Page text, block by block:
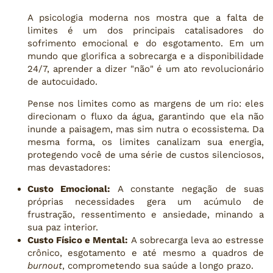
A psicologia moderna nos mostra que a falta de
limites é um dos principais catalisadores do
sofrimento emocional e do esgotamento. Em um
mundo que glorifica a sobrecarga e a disponibilidade
24/7, aprender a dizer "não" é um ato revolucionário
de autocuidado.
Pense nos limites como as margens de um rio: eles
direcionam o fluxo da água, garantindo que ela não
inunde a paisagem, mas sim nutra o ecossistema. Da
mesma forma, os limites canalizam sua energia,
protegendo você de uma série de custos silenciosos,
mas devastadores:
Custo Emocional: A constante negação de suas
próprias necessidades gera um acúmulo de
frustração, ressentimento e ansiedade, minando a
sua paz interior.
Custo Físico e Mental: A sobrecarga leva ao estresse
crônico, esgotamento e até mesmo a quadros de
burnout, comprometendo sua saúde a longo prazo.